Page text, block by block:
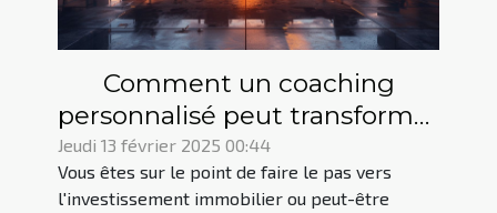
Comment un coaching
personnalisé peut transformer
votre investissement
immobilier
Jeudi 13 février 2025 00:44
Vous êtes sur le point de faire le pas vers
l'investissement immobilier ou peut-être